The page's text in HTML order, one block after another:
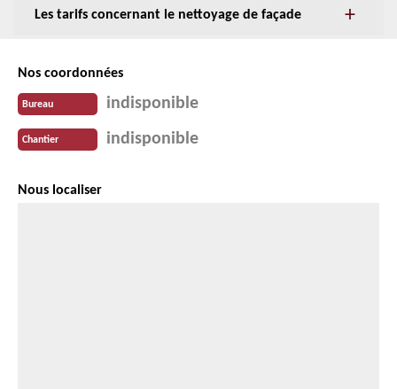
Les tarifs concernant le nettoyage de façade
Nos coordonnées
Bureau indisponible
Chantier indisponible
Nous localiser